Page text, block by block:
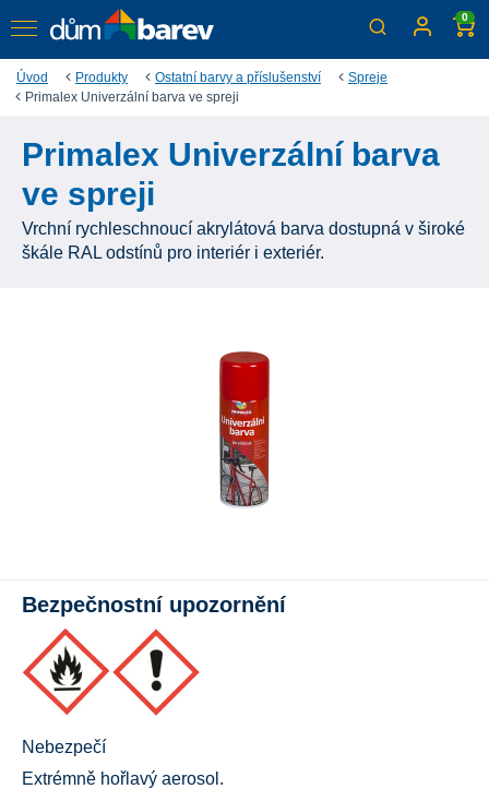
0
Úvod Produkty Ostatní barvy a příslušenství
Spreje
Primalex Univerzální barva ve spreji
Primalex Univerzální barva
ve spreji
Vrchní rychleschnoucí akrylátová barva dostupná v široké
škále RAL odstínů pro interiér i exteriér.
Bezpečnostní upozornění
Nebezpečí
Extrémně hořlavý aerosol.